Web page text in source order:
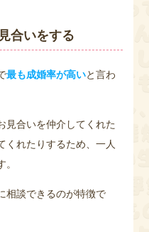
合いをする
最も成婚率が高いと言わ
見合いを仲介してくれた
くれたりするため、一人
相談できるのが特徴で